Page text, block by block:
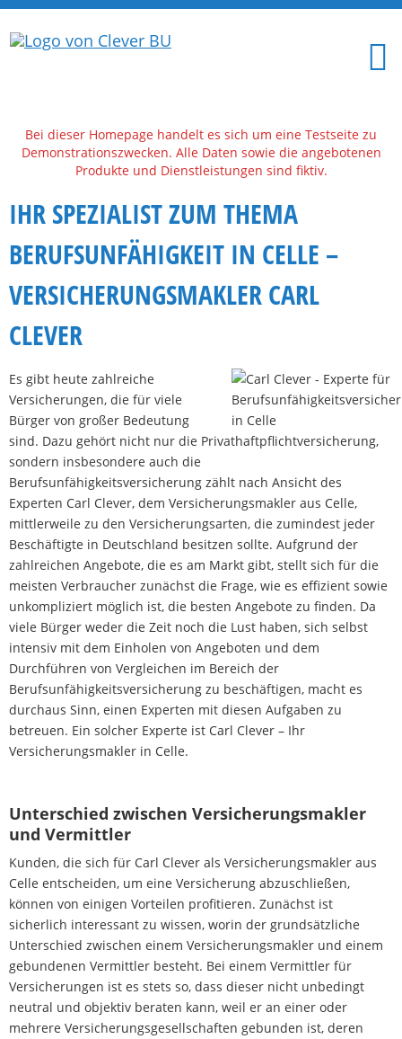
Bei dieser Homepage handelt es sich um eine Testseite zu
Demonstrationszwecken. Alle Daten sowie die angebotenen
Produkte und Dienstleistungen sind fiktiv.
IHR SPEZIALIST ZUM THEMA
BERUFSUNFÄHIGKEIT IN CELLE –
VERSICHERUNGSMAKLER CARL
CLEVER
Es gibt heute zahlreiche
Versicherungen, die für viele
Bürger von großer Bedeutung
sind. Dazu gehört nicht nur die Privathaftpflichtversicherung,
sondern insbesondere auch die
Berufsunfähigkeitsversicherung zählt nach Ansicht des
Experten Carl Clever, dem Versicherungsmakler aus Celle,
mittlerweile zu den Versicherungsarten, die zumindest jeder
Beschäftigte in Deutschland besitzen sollte. Aufgrund der
zahlreichen Angebote, die es am Markt gibt, stellt sich für die
meisten Verbraucher zunächst die Frage, wie es effizient sowie
unkompliziert möglich ist, die besten Angebote zu finden. Da
viele Bürger weder die Zeit noch die Lust haben, sich selbst
intensiv mit dem Einholen von Angeboten und dem
Durchführen von Vergleichen im Bereich der
Berufsunfähigkeitsversicherung zu beschäftigen, macht es
durchaus Sinn, einen Experten mit diesen Aufgaben zu
betreuen. Ein solcher Experte ist Carl Clever – Ihr
Versicherungsmakler in Celle.
Unterschied zwischen Versicherungsmakler
und Vermittler
Kunden, die sich für Carl Clever als Versicherungsmakler aus
Celle entscheiden, um eine Versicherung abzuschließen,
können von einigen Vorteilen profitieren. Zunächst ist
sicherlich interessant zu wissen, worin der grundsätzliche
Unterschied zwischen einem Versicherungsmakler und einem
gebundenen Vermittler besteht. Bei einem Vermittler für
Versicherungen ist es stets so, dass dieser nicht unbedingt
neutral und objektiv beraten kann, weil er an einer oder
mehrere Versicherungsgesellschaften gebunden ist, deren